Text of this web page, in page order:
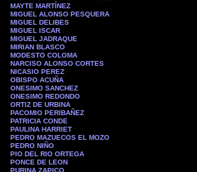
MAYTE MARTÍNEZ
MIGUEL ALONSO PESQUERA
MIGUEL DELIBES
MIGUEL ISCAR
MIGUEL JADRAQUE
MIRIAN BLASCO
MODESTO COLOMA
NARCISO ALONSO CORTES
NICASIO PEREZ
OBISPO ACUÑA
ONESIMO SANCHEZ
ONESIMO REDONDO
ORTIZ DE URBINA
PACOMIO PERIBAÑEZ
PATRICIA CONDE
PAULINA HARRIET
PEDRO MAZUECOS EL MOZO
PEDRO NIÑO
PIO DEL RIO ORTEGA
PONCE DE LEON
PURINA ZAPICO